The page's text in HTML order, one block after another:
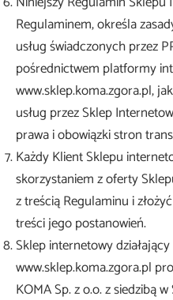
Regulaminem, określa
usług świadczonych przez
pośrednictwem platformy
www.sklep.koma.zgora.pl,
usług przez Sklep
prawa i obowiązki stron
Każdy Klient Sklepu
skorzystaniem z oferty
z treścią Regulaminu i
treści jego postanowień.
Sklep internetowy
www.sklep.koma.zgora.pl
KOMA Sp. z o.o. z siedzibą